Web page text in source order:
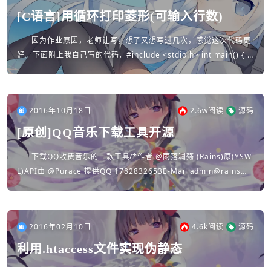
[C语言]用循环打印菱形(可输入行数)
因为作业原因，老师让写，想了又想写过几次，感觉这次代码更
好。下面附上我自己写的代码，#include <stdio.h> int main() { i
nt i,j,k,n,...
2016年10月18日 2.6w阅读 源码
[原创]QQ音乐下载工具开源
下载QQ收费音乐的一款工具/*作者 @雨落凋殇 (Rains)原(YSW
L)API由 @Purace 提供QQ 1782832653E-Mail admin@rains
s....
2016年02月10日 4.6k阅读 源码
利用.htaccess文件实现伪静态